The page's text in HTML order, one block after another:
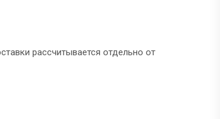
рассчитывается отдельно от